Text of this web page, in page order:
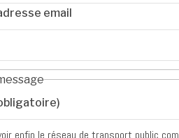
email